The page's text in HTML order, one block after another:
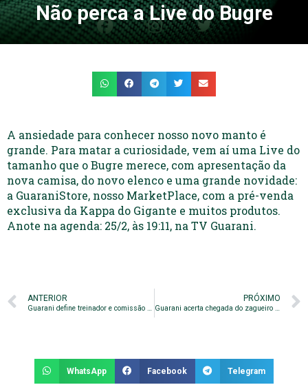
Não perca a Live do Bugre
A ansiedade para conhecer nosso novo manto é
grande. Para matar a curiosidade, vem aí uma Live do
tamanho que o Bugre merece, com apresentação da
nova camisa, do novo elenco e uma grande novidade:
a GuaraniStore, nosso MarketPlace, com a pré-venda
exclusiva da Kappa do Gigante e muitos produtos.
Anote na agenda: 25/2, às 19:11, na TV Guarani.
ANTERIOR
Guarani define treinador e comissão técnica para temporada 2021
PRÓXIMO
Guarani acerta chegada do zagueiro Thales
WhatsApp Facebook Telegram